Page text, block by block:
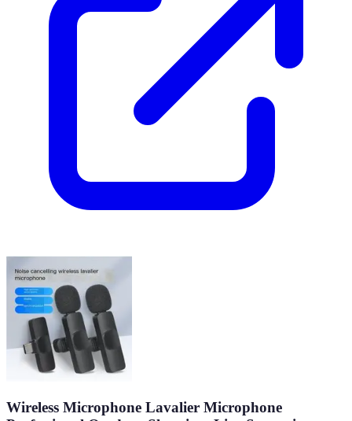
Wireless Microphone Lavalier Microphone